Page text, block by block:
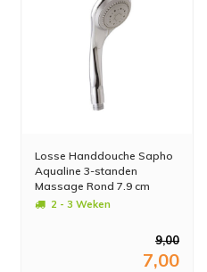
Losse Handdouche Sapho
Aqualine 3-standen
Massage Rond 7.9 cm
Chroom
2 - 3 Weken
9,00
7,00